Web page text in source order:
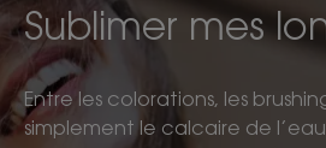
Sublimer mes
Entre les colorations, les
simplement le calcaire de